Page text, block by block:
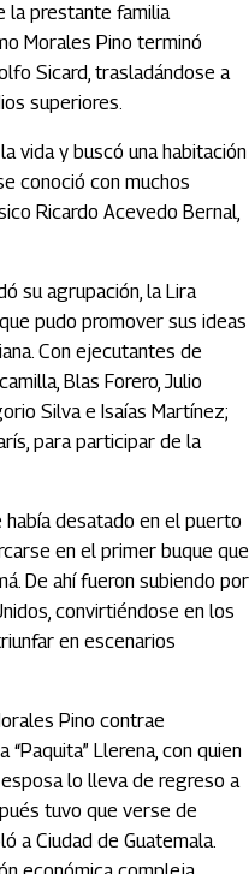
la prestante familia
Morales Pino terminó
Sicard, trasladándose a
superiores.
vida y buscó una habitación
conoció con muchos
Ricardo Acevedo Bernal,
su agrupación, la Lira
pudo promover sus ideas
Con ejecutantes de
Blas Forero, Julio
Silva e Isaías Martínez;
para participar de la
había desatado en el puerto
en el primer buque que
De ahí fueron subiendo por
convirtiéndose en los
en escenarios
Pino contrae
Llerena, con quien
lo lleva de regreso a
tuvo que verse de
a Ciudad de Guatemala.